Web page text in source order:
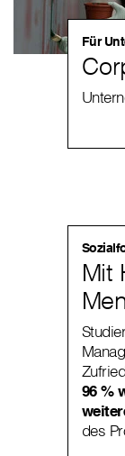
Für
Mit
96 %
des